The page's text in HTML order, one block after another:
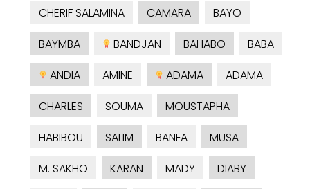
CHERIF SALAMINA
CAMARA
BAYO
BAYMBA
BANDJAN BAHABO
BABA
ANDIA
AMINE ADAMA
ADAMA
CHARLES
SOUMA
MOUSTAPHA
HABIBOU
SALIM BANFA
MUSA
M. SAKHO
KARAN MADY
DIABY